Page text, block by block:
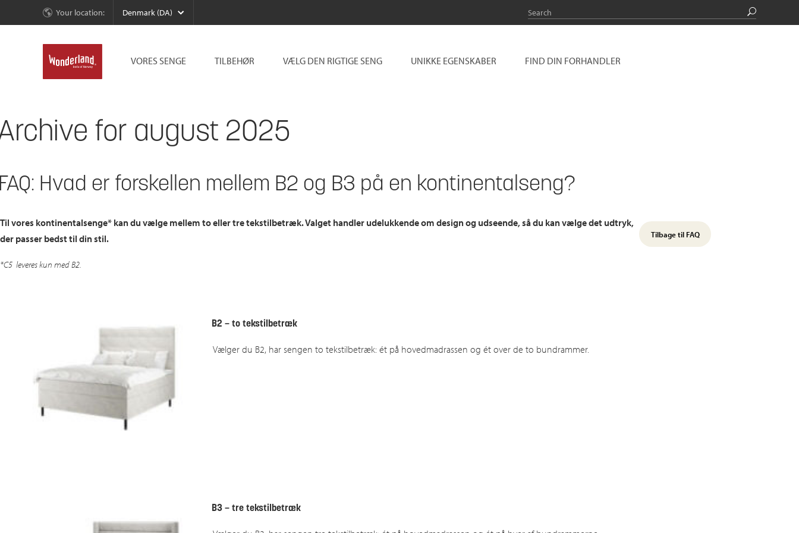
Your location: Denmark (DA)
VORES SENGE TILBEHØR VÆLG DEN RIGTIGE SENG UNIKKE EGENSKABER FIND DIN FORHANDLER
for august 2025
Hvad er forskellen mellem B2 og B3 på en kontinentalseng?
Til vores kontinentalsenge* kan du vælge mellem to eller tre tekstilbetræk. Valget handler udelukkende om design og udseende, så du kan vælge det udtryk,
der passer bedst til din stil.
*C5 leveres kun med B2.
B2 – to tekstilbetræk
Vælger du B2, har sengen to tekstilbetræk: ét på hovedmadrassen og ét over de to bundrammer.
B3 – tre tekstilbetræk
Tilbage til FAQ